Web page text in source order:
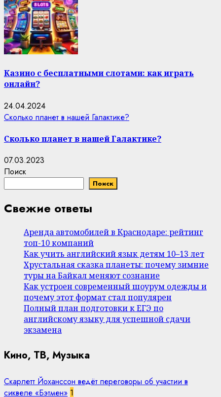
Казино с бесплатными слотами: как играть
онлайн?
24.04.2024
Сколько планет в нашей Галактике?
Сколько планет в нашей Галактике?
07.03.2023
Поиск
Поиск
Свежие ответы
Аренда автомобилей в Краснодаре: рейтинг
топ-10 компаний
Как учить английский язык детям 10–13 лет
Хрустальная сказка планеты: почему зимние
туры на Байкал меняют сознание
Как устроен современный шоурум одежды и
почему этот формат стал популярен
Полный план подготовки к ЕГЭ по
английскому языку для успешной сдачи
экзамена
Кино, ТВ, Музыка
Скарлетт Йоханссон ведёт переговоры об участии в
сиквеле «Бэтмен» 1